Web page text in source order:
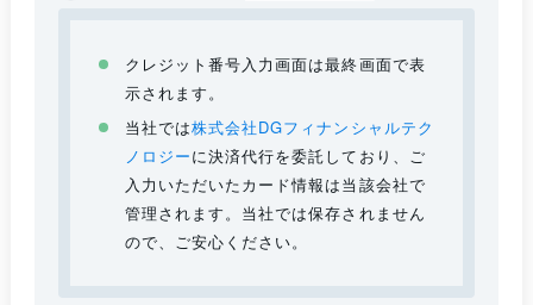
クレジット番号入力画面は最終画面で表
示されます。
当社では株式会社DGフィナンシャルテク
ノロジーに決済代行を委託しており、ご
入力いただいたカード情報は当該会社で
管理されます。当社では保存されません
ので、ご安心ください。